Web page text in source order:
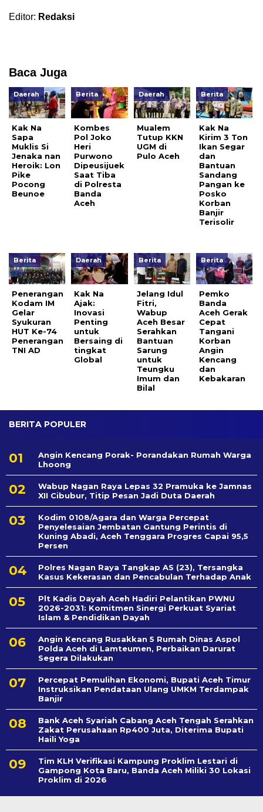
Editor: Redaksi
Baca Juga
Daerah
Kak Na
Sapa
Muklis Si
Jenaka nan
Heroik: Lon
Pike
Pocong
Beunoe
Berita
Kombes
Pol Joko
Heri
Purwono
Dipeusijuek
Saat Tiba
di Polresta
Banda
Aceh
Daerah
Mualem
Tutup KKN
UGM di
Pulo Aceh
Berita
Kak Na
Kirim 3 Ton
Ikan Segar
dan
Bantuan
Sandang
Pangan ke
Posko
Korban
Banjir
Terisolir
Berita
Penerangan
Kodam IM
Gelar
Syukuran
HUT Ke-74
Penerangan
TNI AD
Daerah
Kak Na
Ajak:
Inovasi
Penting
untuk
Bersaing di
tingkat
Global
Berita
Jelang Idul
Fitri,
Wabup
Aceh Besar
Serahkan
Bantuan
Sarung
untuk
Teungku
Imum dan
Bilal
Berita
Pemko
Banda
Aceh Gerak
Cepat
Tangani
Korban
Angin
Kencang
dan
Kebakaran
BERITA POPULER
Angin Kencang Porak- Porandakan Rumah Warga
Lhoong
Wabup Nagan Raya Lepas 32 Pramuka ke Jamnas
XII Cibubur, Titip Pesan Jadi Duta Daerah
Kodim 0108/Agara dan Warga Percepat
Penyelesaian Jembatan Gantung Perintis di
Kuning Abadi, Aceh Tenggara Progres Capai 95,5
Persen
Polres Nagan Raya Tangkap AS (23), Tersangka
Kasus Kekerasan dan Pencabulan Terhadap Anak
Plt Kadis Dayah Aceh Hadiri Pelantikan PWNU
2026-2031: Komitmen Sinergi Perkuat Syariat
Islam & Pendidikan Dayah
Angin Kencang Rusakkan 5 Rumah Dinas Aspol
Polda Aceh di Lamteumen, Perbaikan Darurat
Segera Dilakukan
Percepat Pemulihan Ekonomi, Bupati Aceh Timur
Instruksikan Pendataan Ulang UMKM Terdampak
Banjir
Bank Aceh Syariah Cabang Aceh Tengah Serahkan
Zakat Perusahaan Rp400 Juta, Diterima Bupati
Haili Yoga
Tim KLH Verifikasi Kampung Proklim Lestari di
Gampong Kota Baru, Banda Aceh Miliki 30 Lokasi
Proklim di 2026